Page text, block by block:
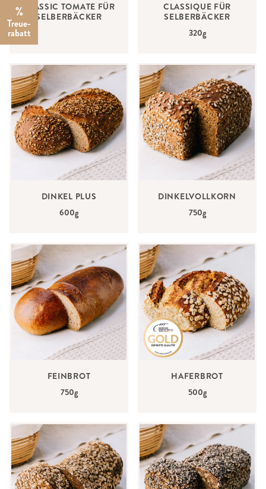
%
Treue­
rabatt
CLASSIC TOMATE FÜR
SELBERBÄCKER
CLASSIQUE FÜR
SELBERBÄCKER
320g
DINKEL PLUS
600g
DINKELVOLLKORN
750g
FEINBROT
750g
HAFERBROT
500g